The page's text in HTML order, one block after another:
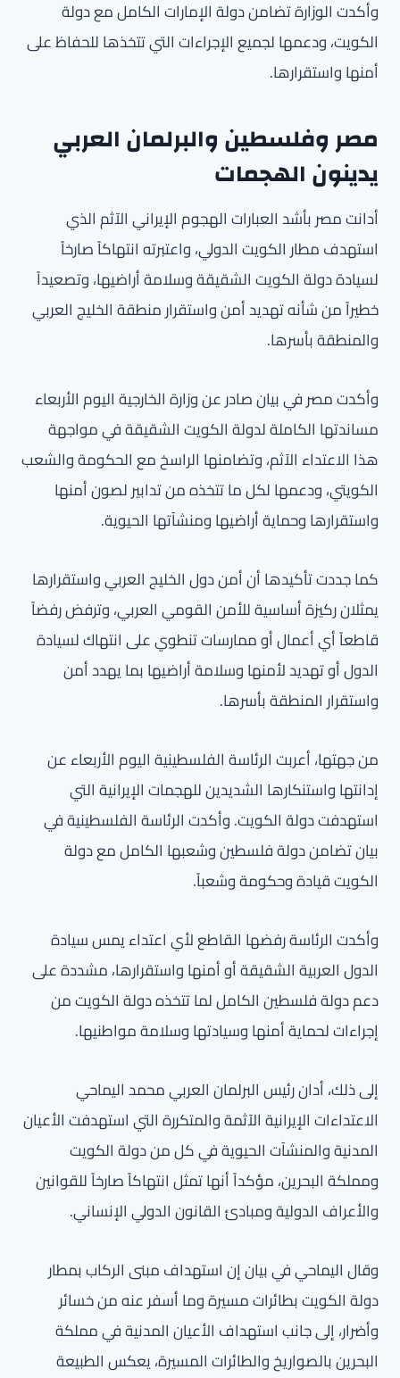
وأكدت الوزارة تضامن دولة الإمارات الكامل مع دولة
الكويت، ودعمها لجميع الإجراءات التي تتخذها للحفاظ على
أمنها واستقرارها.
مصر وفلسطين والبرلمان العربي
يدينون الهجمات
أدانت مصر بأشد العبارات الهجوم الإيراني الآثم الذي
استهدف مطار الكويت الدولي، واعتبرته انتهاكاً صارخاً
لسيادة دولة الكويت الشقيقة وسلامة أراضيها، وتصعيداً
خطيراً من شأنه تهديد أمن واستقرار منطقة الخليج العربي
والمنطقة بأسرها.
وأكدت مصر في بيان صادر عن وزارة الخارجية اليوم الأربعاء
مساندتها الكاملة لدولة الكويت الشقيقة في مواجهة
هذا الاعتداء الآثم، وتضامنها الراسخ مع الحكومة والشعب
الكويتي، ودعمها لكل ما تتخذه من تدابير لصون أمنها
واستقرارها وحماية أراضيها ومنشآتها الحيوية.
كما جددت تأكيدها أن أمن دول الخليج العربي واستقرارها
يمثلان ركيزة أساسية للأمن القومي العربي، وترفض رفضاً
قاطعاً أي أعمال أو ممارسات تنطوي على انتهاك لسيادة
الدول أو تهديد لأمنها وسلامة أراضيها بما يهدد أمن
واستقرار المنطقة بأسرها.
من جهتها، أعربت الرئاسة الفلسطينية اليوم الأربعاء عن
إدانتها واستنكارها الشديدين للهجمات الإيرانية التي
استهدفت دولة الكويت. وأكدت الرئاسة الفلسطينية في
بيان تضامن دولة فلسطين وشعبها الكامل مع دولة
الكويت قيادة وحكومة وشعباً.
وأكدت الرئاسة رفضها القاطع لأي اعتداء يمس سيادة
الدول العربية الشقيقة أو أمنها واستقرارها، مشددة على
دعم دولة فلسطين الكامل لما تتخذه دولة الكويت من
إجراءات لحماية أمنها وسيادتها وسلامة مواطنيها.
إلى ذلك، أدان رئيس البرلمان العربي محمد اليماحي
الاعتداءات الإيرانية الآثمة والمتكررة التي استهدفت الأعيان
المدنية والمنشآت الحيوية في كل من دولة الكويت
ومملكة البحرين، مؤكداً أنها تمثل انتهاكاً صارخاً للقوانين
والأعراف الدولية ومبادئ القانون الدولي الإنساني.
وقال اليماحي في بيان إن استهداف مبنى الركاب بمطار
دولة الكويت بطائرات مسيرة وما أسفر عنه من خسائر
وأضرار، إلى جانب استهداف الأعيان المدنية في مملكة
البحرين بالصواريخ والطائرات المسيرة، يعكس الطبيعة